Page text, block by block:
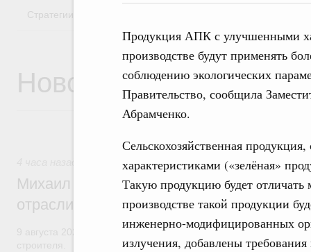
Продукция АПК с улучшенными
производстве будут применять
соблюдению экологических
Правительство, сообщила
Абрамченко.
Сельскохозяйственная
характеристиками («зелёная»
Такую продукцию будет отличать
производстве такой продукции
инженерно-модифицированных
излучения, добавлены
Стратегии
Новости
Регулирование в сфере строительства
Михаил Мишустин поздравил
отрасли с профессиональным
9 августа 2026 года отмечается профессиональный праздник